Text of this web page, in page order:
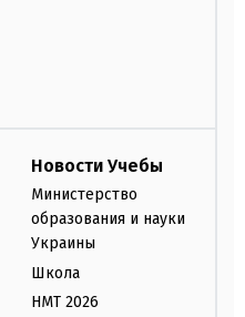
Новости Учебы
Министерство
образования и науки
Украины
Школа
НМТ 2026